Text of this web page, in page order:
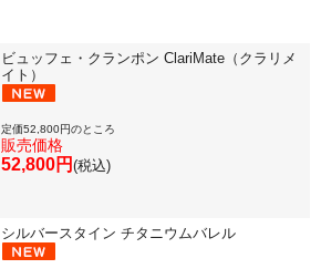
ビュッフェ・クランポン ClariMate（クラリメ
イト）
定価52,800円のところ
販売価格
52,800円 (税込)
シルバースタイン チタニウムバレル